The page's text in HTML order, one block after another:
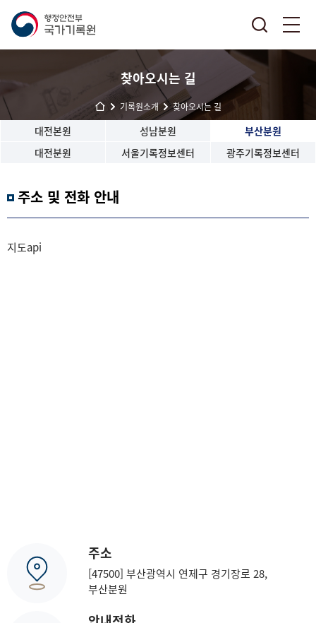
찾아오시는 길
기록원소개 찾아오시는 길
대전본원 성남분원
부산분원
대전분원
서울기록정보센터 광주기록정보센터
주소 및 전화 안내
지도api
주소
[47500] 부산광역시 연제구 경기장로 28,
부산분원